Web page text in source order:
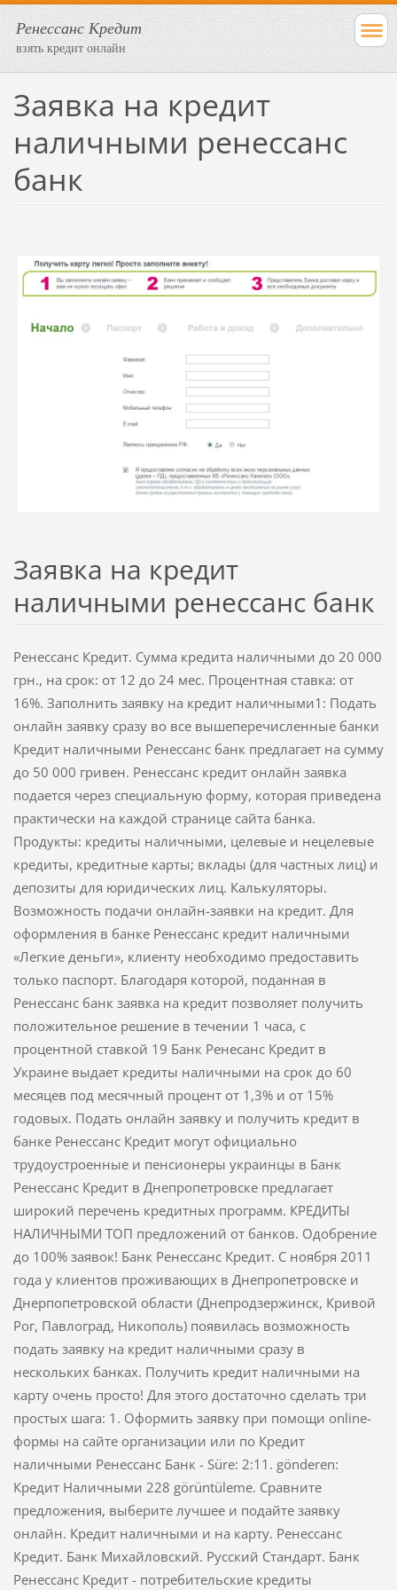
Ренессанс Кредит
взять кредит онлайн
Заявка на кредит
наличными ренессанс
банк
Заявка на кредит
наличными ренессанс банк
Ренессанс Кредит. Сумма кредита наличными до 20 000
грн., на срок: от 12 до 24 мес. Процентная ставка: от
16%. Заполнить заявку на кредит наличными1: Подать
онлайн заявку сразу во все вышеперечисленные банки
Кредит наличными Ренессанс банк предлагает на сумму
до 50 000 гривен. Ренессанс кредит онлайн заявка
подается через специальную форму, которая приведена
практически на каждой странице сайта банка.
Продукты: кредиты наличными, целевые и нецелевые
кредиты, кредитные карты; вклады (для частных лиц) и
депозиты для юридических лиц. Калькуляторы.
Возможность подачи онлайн-заявки на кредит. Для
оформления в банке Ренессанс кредит наличными
«Легкие деньги», клиенту необходимо предоставить
только паспорт. Благодаря которой, поданная в
Ренессанс банк заявка на кредит позволяет получить
положительное решение в течении 1 часа, с
процентной ставкой 19 Банк Ренесанс Кредит в
Украине выдает кредиты наличными на срок до 60
месяцев под месячный процент от 1,3% и от 15%
годовых. Подать онлайн заявку и получить кредит в
банке Ренессанс Кредит могут официально
трудоустроенные и пенсионеры украинцы в Банк
Ренессанс Кредит в Днепропетровске предлагает
широкий перечень кредитных программ. КРЕДИТЫ
НАЛИЧНЫМИ ТОП предложений от банков. Одобрение
до 100% заявок! Банк Ренессанс Кредит. C ноября 2011
года у клиентов проживающих в Днепропетровске и
Днерпопетровской области (Днепродзержинск, Кривой
Рог, Павлоград, Никополь) появилась возможность
подать заявку на кредит наличными сразу в
нескольких банках. Получить кредит наличными на
карту очень просто! Для этого достаточно сделать три
простых шага: 1. Оформить заявку при помощи online-
формы на сайте организации или по Кредит
наличными Ренессанс Банк - Süre: 2:11. gönderen:
Кредит Наличными 228 görüntüleme. Сравните
предложения, выберите лучшее и подайте заявку
онлайн. Кредит наличными и на карту. Ренесcанс
Кредит. Банк Михайловский. Русский Стандарт. Банк
Ренессанс Кредит - потребительские кредиты